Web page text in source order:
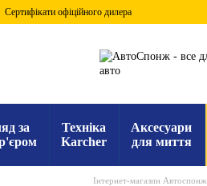
Сертифікати офіційного дилера
за
Техніка
Karcher
Аксесуари
для миття
Інтернет-магазин Автоспонж